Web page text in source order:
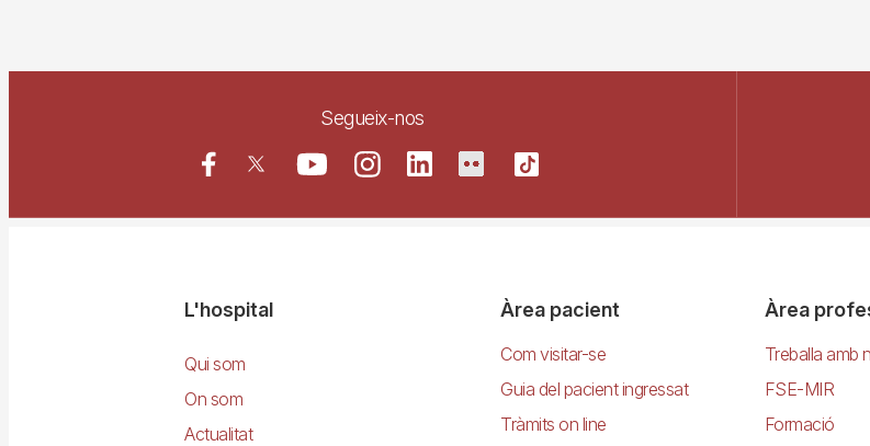
Segueix-nos
NavegacióL'hospital
Qui som
On som
Actualitat
Àrea pacient
Com visitar-se
Guia del pacient ingressat
Tràmits on line
Àrea
Treballa amb
FSE-MIR
Formació